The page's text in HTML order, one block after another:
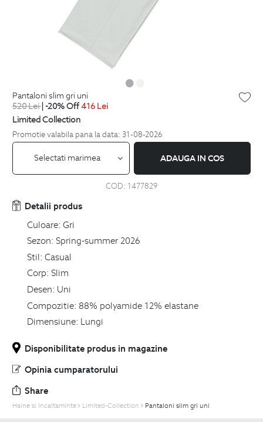
pantaloni slim gri uni
520Lei| -20% Off416 Lei
Limited Collection
Promotie valabila pana la data: 31-08-2026
Selectati marimea ADAUGA IN COS
COD: 1477829
Detalii produs
Culoare: Gri
Sezon: Spring-summer 2026
Stil: Casual
Corp: Slim
Desen: Uni
Compozitie: 88% polyamide 12% elastane
Dimensiune: Lungi
Disponibilitate produs in magazine
Opinia cumparatorului
Share
Haine si Incaltaminte Limited-Collection Pantaloni slim gri uni